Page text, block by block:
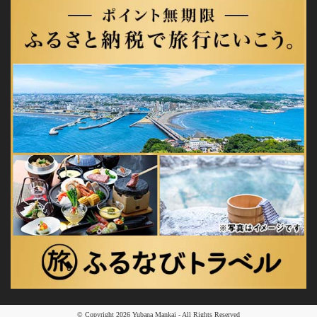
© Copyright 2026 Yubana Mankai - All Rights Reserved